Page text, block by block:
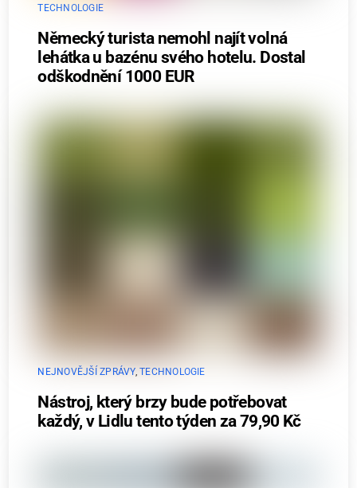
TECHNOLOGIE
Německý turista nemohl najít volná
lehátka u bazénu svého hotelu. Dostal
odškodnění 1000 EUR
NEJNOVĚJŠÍ ZPRÁVY,TECHNOLOGIE
Nástroj, který brzy bude potřebovat
každý, v Lidlu tento týden za 79,90 Kč